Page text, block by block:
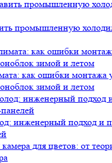
промышленную
как ошибки монтажа
зимой и летом
инженерный подход и